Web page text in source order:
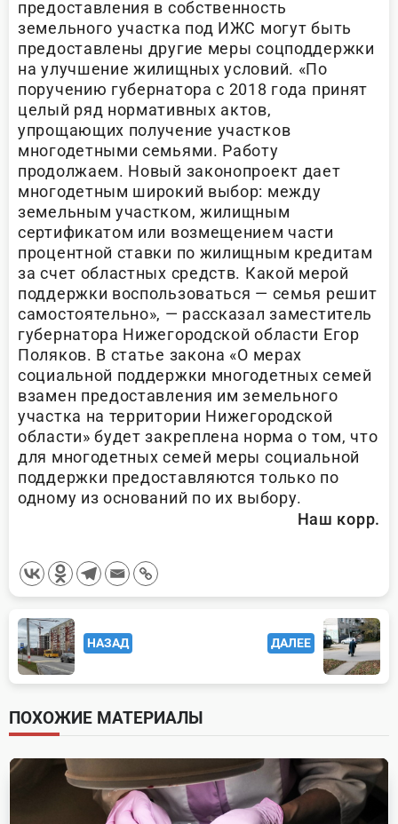
предоставления в собственность
земельного участка под ИЖС могут быть
предоставлены другие меры соцподдержки
на улучшение жилищных условий. «По
поручению губернатора с 2018 года принят
целый ряд нормативных актов,
упрощающих получение участков
многодетными семьями. Работу
продолжаем. Новый законопроект дает
многодетным широкий выбор: между
земельным участком, жилищным
сертификатом или возмещением части
процентной ставки по жилищным кредитам
за счет областных средств. Какой мерой
поддержки воспользоваться — семья решит
самостоятельно», — рассказал заместитель
губернатора Нижегородской области Егор
Поляков. В статье закона «О мерах
социальной поддержки многодетных семей
взамен предоставления им земельного
участка на территории Нижегородской
области» будет закреплена норма о том, что
для многодетных семей меры социальной
поддержки предоставляются только по
одному из оснований по их выбору.
Наш корр.
<span
class="nav-
subtitle
screen-
reader-
text">Page</span>
НАЗАД ДАЛЕЕ
ПОХОЖИЕ МАТЕРИАЛЫ